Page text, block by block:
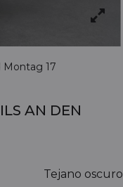
17
AN DEN
Tejano oscuro